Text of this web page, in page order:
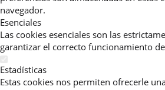
navegador.
Esenciales
Las cookies esenciales son las
garantizar el correcto funcionamiento
Estadísticas
Estas cookies nos permiten ofrecerle